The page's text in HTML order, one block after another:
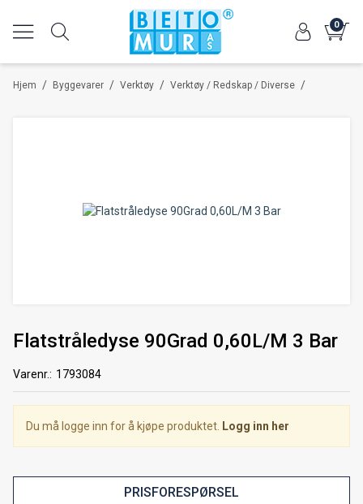
0
/
Hjem /
Byggevarer /
Verktøy /
Verktøy / Redskap / Diverse
Flatstråledyse 90Grad 0,60L/M 3 Bar
Varenr.: 1793084
Du må logge inn for å kjøpe produktet. Logg inn her
PRISFORESPØRSEL